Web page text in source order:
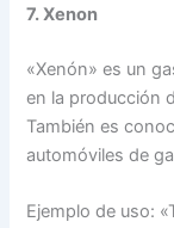
7. Xenon
«Xenón» es un
en la producción
También es
automóviles de
Ejemplo de uso: